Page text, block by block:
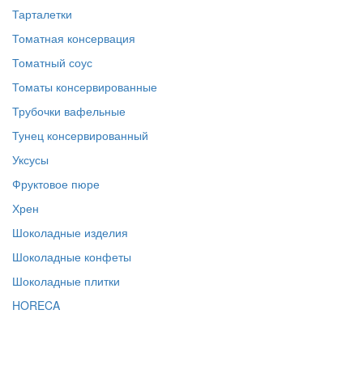
Тарталетки
Томатная консервация
Томатный соус
Томаты консервированные
Трубочки вафельные
Тунец консервированный
Уксусы
Фруктовое пюре
Хрен
Шоколадные изделия
Шоколадные конфеты
Шоколадные плитки
HORECA